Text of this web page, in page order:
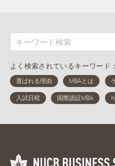
よく検索されているキーワード：